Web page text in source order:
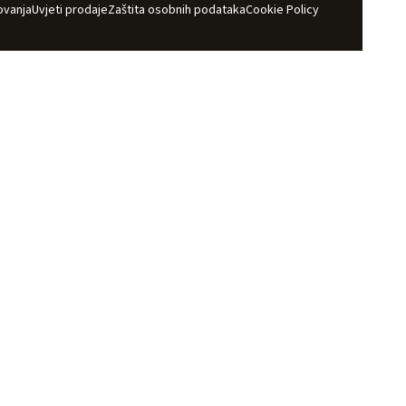
Uvjeti prodajeZaštita osobnih podatakaCookie Policy